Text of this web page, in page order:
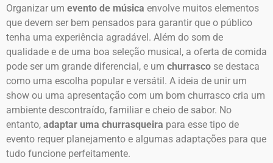
Organizar um evento de música envolve muitos elementos
que devem ser bem pensados para garantir que o público
tenha uma experiência agradável. Além do som de
qualidade e de uma boa seleção musical, a oferta de comida
pode ser um grande diferencial, e um churrasco se destaca
como uma escolha popular e versátil. A ideia de unir um
show ou uma apresentação com um bom churrasco cria um
ambiente descontraído, familiar e cheio de sabor. No
entanto, adaptar uma churrasqueira para esse tipo de
evento requer planejamento e algumas adaptações para que
tudo funcione perfeitamente.